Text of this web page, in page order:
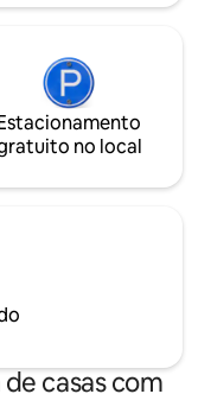
no local
casas com